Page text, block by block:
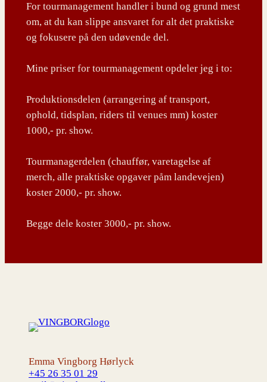
For tourmanagement handler i bund og grund mest
om, at du kan slippe ansvaret for alt det praktiske
og fokusere på den udøvende del.
Mine priser for tourmanagement opdeler jeg i to:
Produktionsdelen (arrangering af transport,
ophold, tidsplan, riders til venues mm) koster
1000,- pr. show.
Tourmanagerdelen (chauffør, varetagelse af
merch, alle praktiske opgaver påm landevejen)
koster 2000,- pr. show.
Begge dele koster 3000,- pr. show.
Emma Vingborg Hørlyck
+45 26 35 01 29